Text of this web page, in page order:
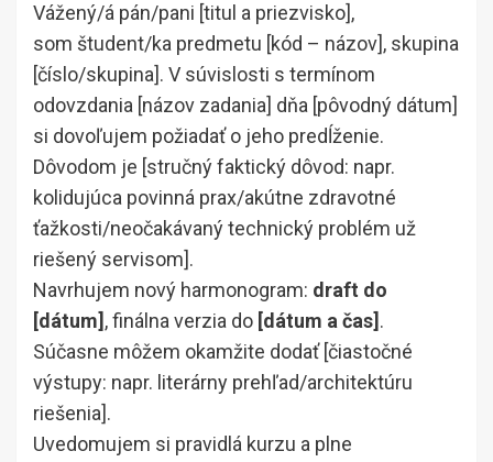
Vážený/á pán/pani [titul a priezvisko],
som študent/ka predmetu [kód – názov], skupina
[číslo/skupina]. V súvislosti s termínom
odovzdania [názov zadania] dňa [pôvodný dátum]
si dovoľujem požiadať o jeho predĺženie.
Dôvodom je [stručný faktický dôvod: napr.
kolidujúca povinná prax/akútne zdravotné
ťažkosti/neočakávaný technický problém už
riešený servisom].
Navrhujem nový harmonogram: draft do
[dátum] , finálna verzia do [dátum a čas] .
Súčasne môžem okamžite dodať [čiastočné
výstupy: napr. literárny prehľad/architektúru
riešenia].
Uvedomujem si pravidlá kurzu a plne